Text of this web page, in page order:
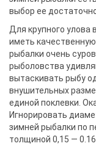
выбор ее
Для крупного улова
иметь
рыбалки очень
рыболовства
вытаскивать рыбу
внушительных
единой поклевки.
Игнорировать
зимней рыбалки по
толщиной 0,15 —